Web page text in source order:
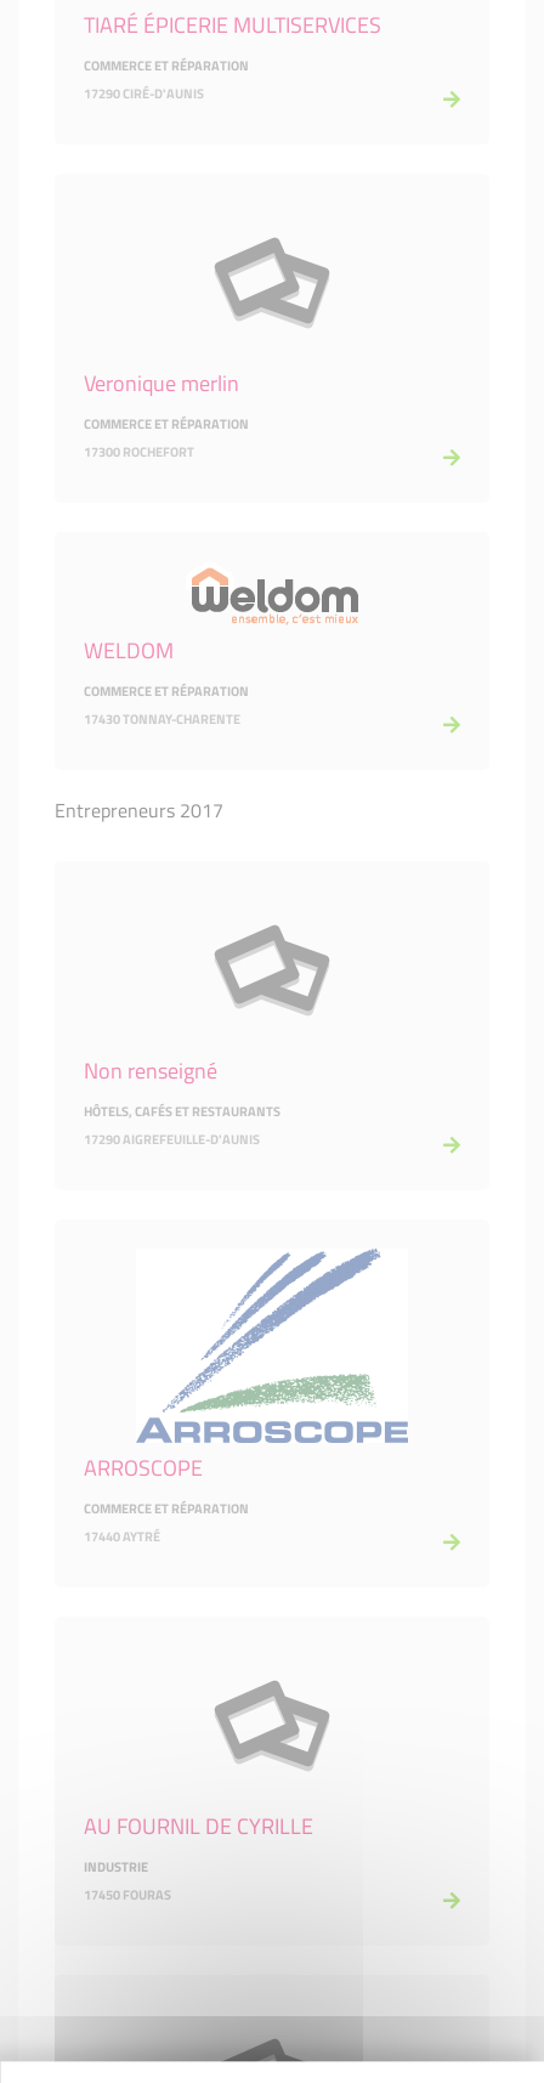
TIARÉ ÉPICERIE MULTISERVICES
COMMERCE ET RÉPARATION
17290 CIRÉ-D'AUNIS
Veronique merlin
COMMERCE ET RÉPARATION
17300 ROCHEFORT
WELDOM
COMMERCE ET RÉPARATION
17430 TONNAY-CHARENTE
Entrepreneurs 2017
Non renseigné
HÔTELS, CAFÉS ET RESTAURANTS
17290 AIGREFEUILLE-D'AUNIS
ARROSCOPE
COMMERCE ET RÉPARATION
17440 AYTRÉ
AU FOURNIL DE CYRILLE
INDUSTRIE
17450 FOURAS